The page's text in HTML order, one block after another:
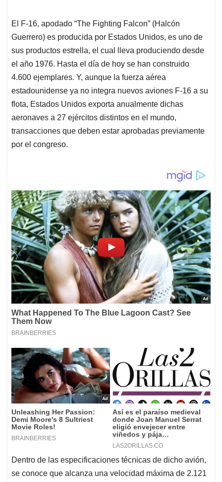
El F-16, apodado “The Fighting Falcon” (Halcón
Guerrero) es producida por Estados Unidos, es uno de
sus productos estrella, el cual lleva produciendo desde
el año 1976. Hasta el día de hoy se han construido
4.600 ejemplares. Y, aunque la fuerza aérea
estadounidense ya no integra nuevos aviones F-16 a su
flota, Estados Unidos exporta anualmente dichas
aeronaves a 27 ejércitos distintos en el mundo,
transacciones que deben estar aprobadas previamente
por el congreso.
Dentro de las especificaciones técnicas de dicho avión,
se conoce que alcanza una velocidad máxima de 2.121